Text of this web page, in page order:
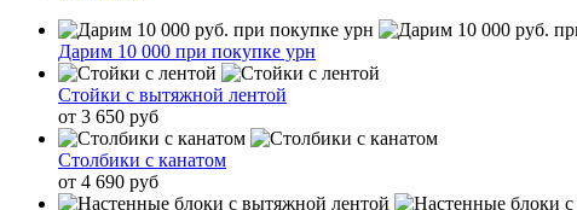
Дарим 10 000 при покупке урн
Стойки с вытяжной лентой
от 3 650 руб
Столбики с канатом
от 4 690 руб